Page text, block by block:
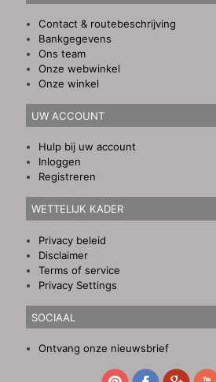
Contact & routebeschrijving
Bankgegevens
Ons team
Onze webwinkel
Onze winkel
UW ACCOUNT
Hulp bij uw account
Inloggen
Registreren
WETTELIJK KADER
Privacy beleid
Disclaimer
Terms of service
Privacy Settings
SOCIAAL
Ontvang onze nieuwsbrief